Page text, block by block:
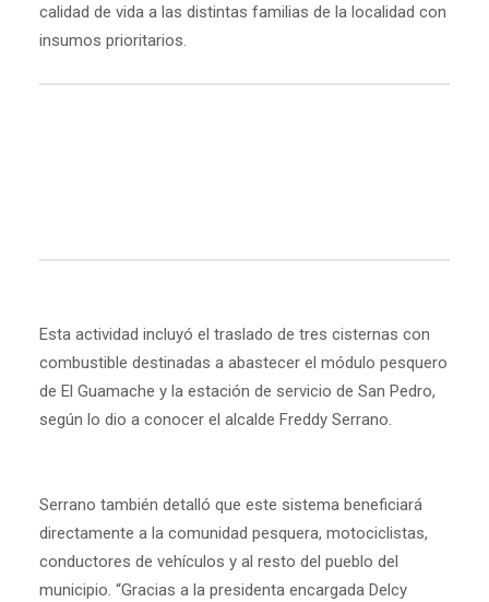
calidad de vida a las distintas familias de la localidad con
insumos prioritarios.
Esta actividad incluyó el traslado de tres cisternas con
combustible destinadas a abastecer el módulo pesquero
de El Guamache y la estación de servicio de San Pedro,
según lo dio a conocer el alcalde Freddy Serrano.
Serrano también detalló que este sistema beneficiará
directamente a la comunidad pesquera, motociclistas,
conductores de vehículos y al resto del pueblo del
municipio. “Gracias a la presidenta encargada Delcy